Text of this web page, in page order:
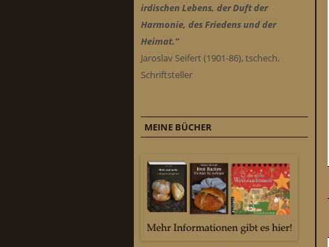
irdischen Lebens, der Duft der
Harmonie, des Friedens und der
Heimat."
Jaroslav Seifert (1901-86), tschech.
Schriftsteller
MEINE BÜCHER